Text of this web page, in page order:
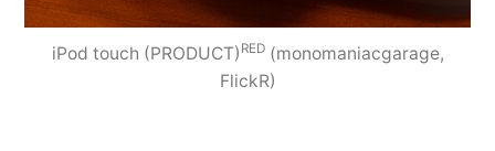
iPod touch (PRODUCT) RED(monomaniacgarage,
FlickR)